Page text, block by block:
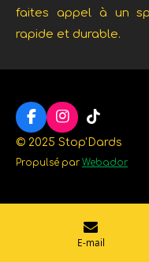
faites appel à un
rapide et durable.
F
a
e
o
I
n
t
r
T
i
T
© 2025 Stop'Dards
Propulsé par Webador
E-mail